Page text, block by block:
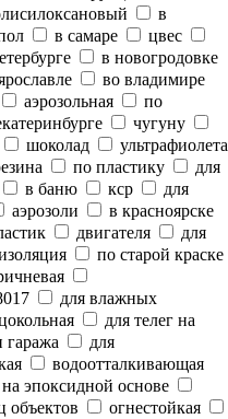
в
в самаре
цвес
в новогродовке
во владимире
аэрозольная
по
чугуну
шоколад
ультрафиолета
по пластику
для
в баню кср
для
аэрозоли
в красноярске
двигателя
для
по старой краске
для влажных
для телег на
гаража
для
водоотталкивающая
на эпоксидной основе
объектов
огнестойкая